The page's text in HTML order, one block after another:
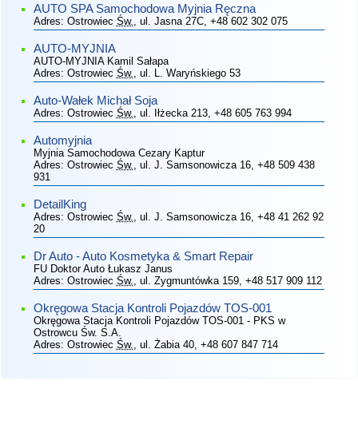
AUTO SPA Samochodowa Myjnia Ręczna
Adres: Ostrowiec Św. , ul. Jasna 27C, +48 602 302 075
AUTO-MYJNIA
AUTO-MYJNIA Kamil Sałapa
Adres: Ostrowiec Św. , ul. L. Waryńskiego 53
Auto-Wałek Michał Soja
Adres: Ostrowiec Św. , ul. Iłżecka 213, +48 605 763 994
Automyjnia
Myjnia Samochodowa Cezary Kaptur
Adres: Ostrowiec Św. , ul. J. Samsonowicza 16, +48 509 438
931
DetailKing
Adres: Ostrowiec Św. , ul. J. Samsonowicza 16, +48 41 262 92
20
Dr Auto - Auto Kosmetyka & Smart Repair
FU Doktor Auto Łukasz Janus
Adres: Ostrowiec Św. , ul. Zygmuntówka 159, +48 517 909 112
Okręgowa Stacja Kontroli Pojazdów TOS-001
Okręgowa Stacja Kontroli Pojazdów TOS-001 - PKS w
Ostrowcu Św. S.A.
Adres: Ostrowiec Św. , ul. Żabia 40, +48 607 847 714